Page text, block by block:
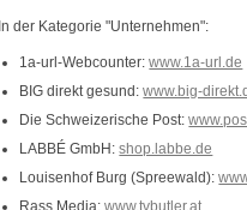
In der Kategorie "Unternehmen":
1a-url-Webcounter:www.1a-url.de
BIG direkt gesund:www.big-
Die Schweizerische Post:
LABBÉ GmbH:shop.labbe.de
Louisenhof Burg (Spreewald):
Rass Media:www.tvbutler.at